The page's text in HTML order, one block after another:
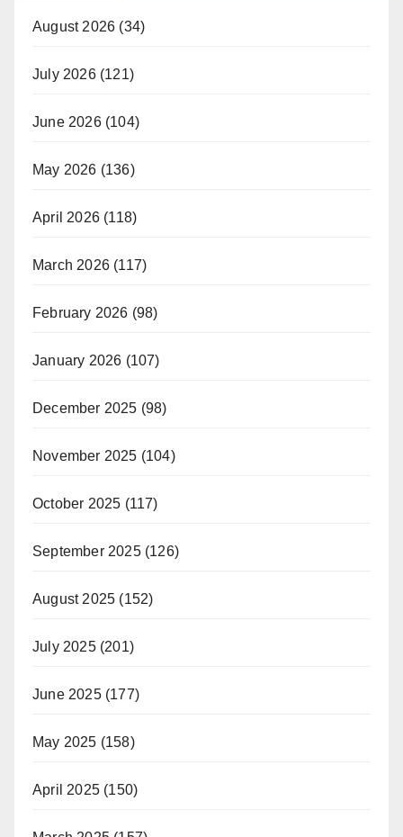
August 2026 (34)
July 2026(121)
June 2026(104)
May 2026 (136)
April 2026 (118)
March 2026 (117)
February 2026 (98)
January 2026 (107)
December 2025 (98)
November 2025 (104)
October 2025 (117)
September 2025(126)
August 2025 (152)
July 2025(201)
June 2025(177)
May 2025 (158)
April 2025 (150)